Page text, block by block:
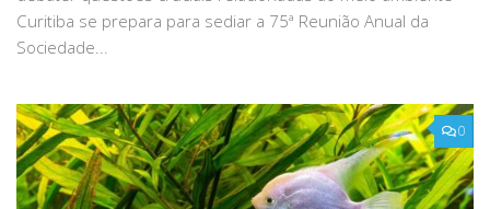
Curitiba se prepara para sediar a 75ª Reunião Anual da
Sociedade...
0